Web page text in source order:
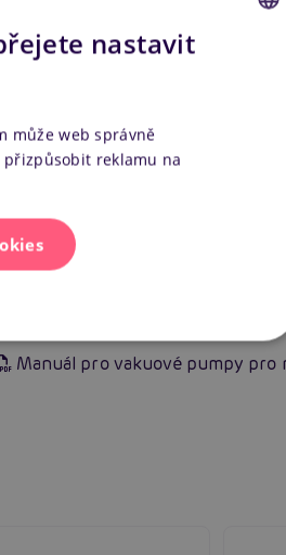
Stimulace
informace
Náš kód
EAN
Výrobce
Manuál pro vakuové pumpy pro
nastavit
může web správně
přizpůsobit reklamu na